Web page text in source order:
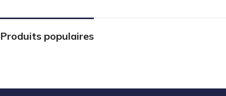
Produits populaires